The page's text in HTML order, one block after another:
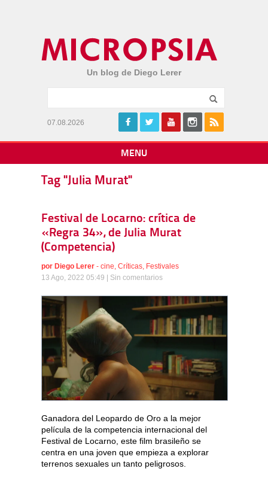
Un blog de Diego Lerer
07.08.2026
MENU
Tag "Julia Murat"
Festival de Locarno: crítica de
«Regra 34», de Julia Murat
(Competencia)
por Diego Lerer - cine, Críticas, Festivales
13 Ago, 2022 05:49 | Sin comentarios
Ganadora del Leopardo de Oro a la mejor
película de la competencia internacional del
Festival de Locarno, este film brasileño se
centra en una joven que empieza a explorar
terrenos sexuales un tanto peligrosos.